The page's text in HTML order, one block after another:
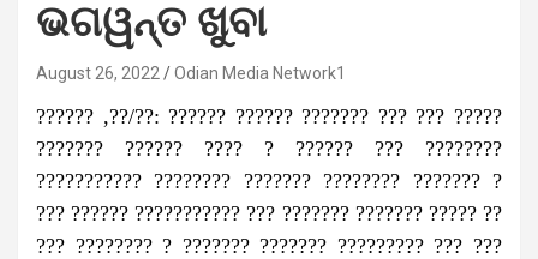
ଭଗୱନ୍ତ ଖୁବା
August 26, 2022 Odian Media Network1
?????? ,??/??: ?????? ?????? ??????? ??? ??? ?????
??????? ?????? ???? ? ?????? ??? ????????
??????????? ???????? ??????? ???????? ??????? ?
??? ?????? ??????????? ??? ??????? ??????? ????? ??
??? ???????? ? ??????? ??????? ????????? ??? ???